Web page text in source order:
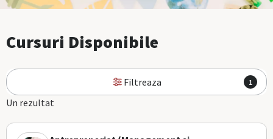
Cursuri Disponibile
Filtreaza 1
Un rezultat